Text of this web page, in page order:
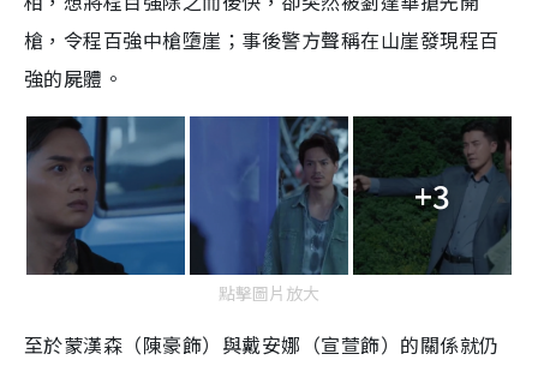
槍，令程百強中槍墮崖；事後警方聲稱在山崖發現程百
強的屍體。
+3
點擊圖片放大
至於蒙漢森（陳豪飾）與戴安娜（宣萱飾）的關係就仍